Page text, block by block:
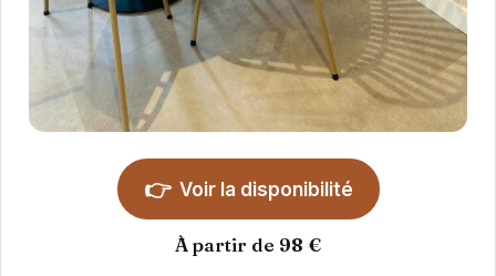
👉 Voir la disponibilité
À partir de 98 €